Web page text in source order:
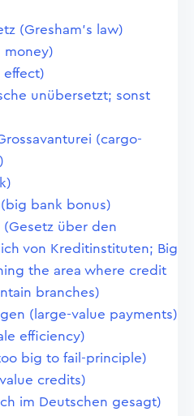
(Gresham's law)
money)
effect)
unübersetzt; sonst
(cargo-
bank bonus)
über den
von Kreditinstituten; Big
the area where credit
branches)
(large-value payments)
efficiency)
big to fail-principle)
credits)
im Deutschen gesagt)